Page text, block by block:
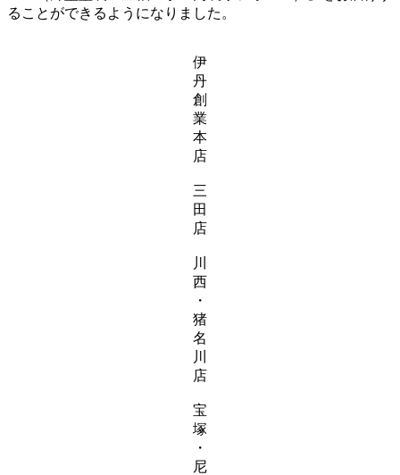
ることができるようになりました。
伊
丹
創
業
本
店
三
田
店
川
西
・
猪
名
川
店
宝
塚
・
尼